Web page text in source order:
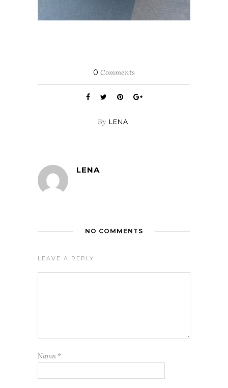
0 Comments
By LENA
LENA
NO COMMENTS
LEAVE A REPLY
Namn *